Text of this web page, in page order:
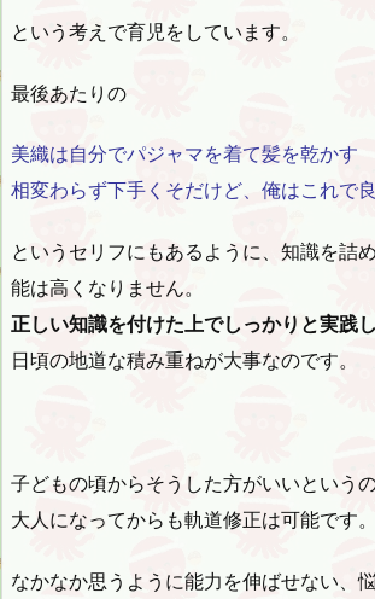
という考えで育児をしています。
最後あたりの
美織は自分でパジャマを着て髪を乾かす
相変わらず下手くそだけど、俺はこれで
というセリフにもあるように、知識を詰
能は高くなりません。
正しい知識を付けた上でしっかりと実践
日頃の地道な積み重ねが大事なのです。
子どもの頃からそうした方がいいという
大人になってからも軌道修正は可能です。
なかなか思うように能力を伸ばせない、